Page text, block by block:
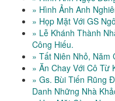
» Hình Ảnh Anh
» Họp Mặt Với GS
» Lễ Khánh Thành
Công Hiếu.
» Tất Niên Nhỏ, Năm
» Ăn Chay Với Cô Từ
» Gs. Bùi Tiến Rũng
Danh Những Nhà